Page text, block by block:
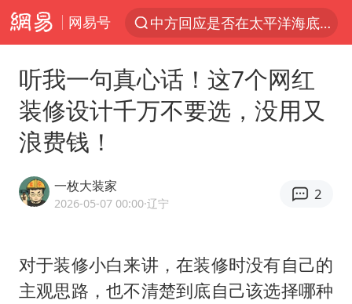
网易号
中方回应是否在太平洋海底开采稀土
法国将禁止“未经同意的电话营销”
“China Cool”成海外热词
房主任回应争议
听我一句真心话！这7个网红
装修设计千万不要选，没用又
浪费钱！
一枚大装家
2026-05-07 00:00·辽宁
2
对于装修小白来讲，在装修时没有自己的
主观思路，也不清楚到底自己该选择哪种